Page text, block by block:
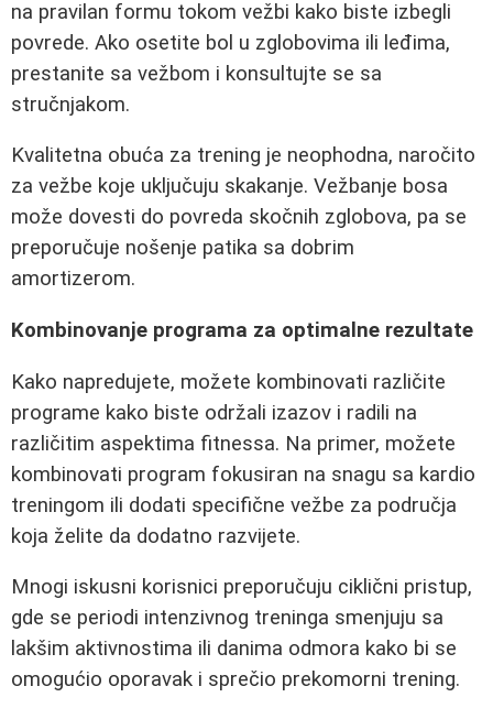
na pravilan formu tokom vežbi kako biste izbegli
povrede. Ako osetite bol u zglobovima ili leđima,
prestanite sa vežbom i konsultujte se sa
stručnjakom.
Kvalitetna obuća za trening je neophodna, naročito
za vežbe koje uključuju skakanje. Vežbanje bosa
može dovesti do povreda skočnih zglobova, pa se
preporučuje nošenje patika sa dobrim
amortizerom.
Kombinovanje programa za optimalne rezultate
Kako napredujete, možete kombinovati različite
programe kako biste održali izazov i radili na
različitim aspektima fitnessa. Na primer, možete
kombinovati program fokusiran na snagu sa kardio
treningom ili dodati specifične vežbe za područja
koja želite da dodatno razvijete.
Mnogi iskusni korisnici preporučuju ciklični pristup,
gde se periodi intenzivnog treninga smenjuju sa
lakšim aktivnostima ili danima odmora kako bi se
omogućio oporavak i sprečio prekomorni trening.